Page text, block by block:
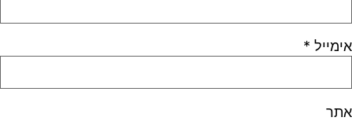
אימייל *
אתר